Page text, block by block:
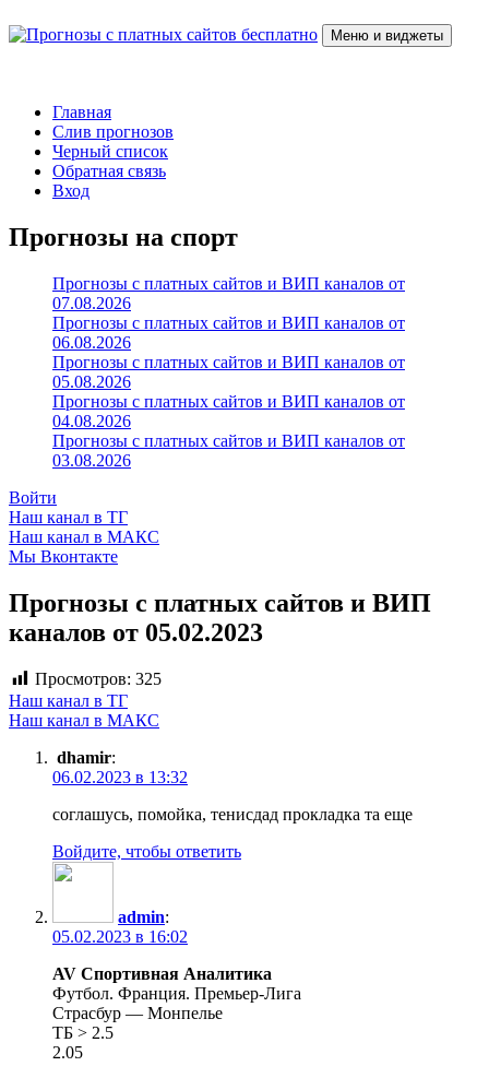
к
Меню и виджеты
Главная
Слив прогнозов
Черный список
Обратная связь
Вход
Прогнозы на спорт
Прогнозы с платных сайтов и ВИП каналов от
07.08.2026
Прогнозы с платных сайтов и ВИП каналов от
06.08.2026
Прогнозы с платных сайтов и ВИП каналов от
05.08.2026
Прогнозы с платных сайтов и ВИП каналов от
04.08.2026
Прогнозы с платных сайтов и ВИП каналов от
03.08.2026
Войти
Наш канал в ТГ
Наш канал в МАКС
Мы Вконтакте
Прогнозы с платных сайтов и ВИП
каналов от 05.02.2023
Просмотров: 325
Наш канал в ТГ
Наш канал в МАКС
dhamir:
06.02.2023 в 13:32
соглашусь, помойка, тенисдад прокладка та еще
Войдите, чтобы ответить
admin:
05.02.2023 в 16:02
AV Спортивная Аналитика
Футбол. Франция. Премьер-Лига
Страсбур — Монпелье
ТБ > 2.5
2.05